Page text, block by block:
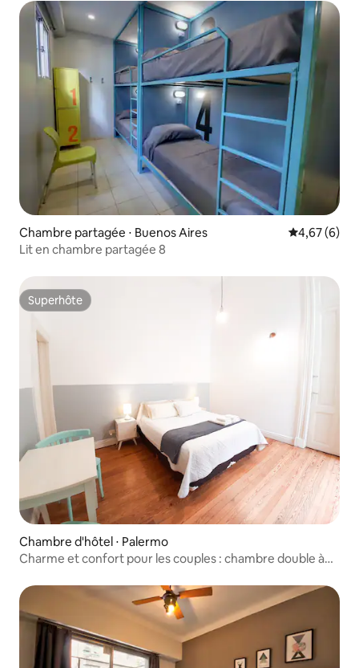
Chambre partagée ⋅ Buenos Aires Évaluation
4,67 (6)
Lit en chambre partagée 8
Superhôte
Superhôte
Chambre d'hôtel ⋅ Palermo
Charme et confort pour les couples : chambre double à